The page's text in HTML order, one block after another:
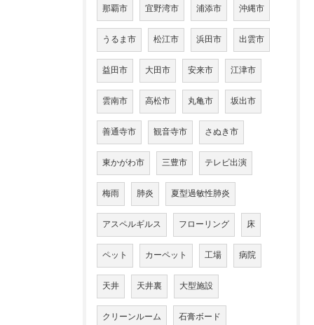
那覇市 宜野湾市 浦添市 沖縄市
うるま市 松江市 浜田市 出雲市
益田市 大田市 安来市 江津市
雲南市 高松市 丸亀市 坂出市
善通寺市 観音寺市 さぬき市
東かがわ市 三豊市 テレビ出演
梅雨 肺炎 夏型過敏性肺炎
アスペルギルス フローリング 床
ペット カーペット 工場 病院
天井 天井裏 大型施設
クリーンルーム 石膏ボード